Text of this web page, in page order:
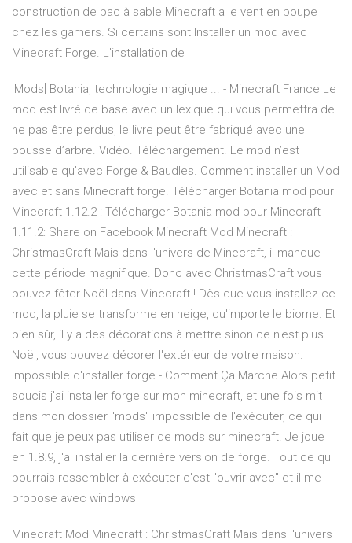
construction de bac à sable Minecraft a le vent en poupe
chez les gamers. Si certains sont Installer un mod avec
Minecraft Forge. L'installation de
[Mods] Botania, technologie magique ... - Minecraft France Le
mod est livré de base avec un lexique qui vous permettra de
ne pas être perdus, le livre peut être fabriqué avec une
pousse d’arbre. Vidéo. Téléchargement. Le mod n’est
utilisable qu’avec Forge & Baudles. Comment installer un Mod
avec et sans Minecraft forge. Télécharger Botania mod pour
Minecraft 1.12.2 : Télécharger Botania mod pour Minecraft
1.11.2: Share on Facebook Minecraft Mod Minecraft :
ChristmasCraft Mais dans l'univers de Minecraft, il manque
cette période magnifique. Donc avec ChristmasCraft vous
pouvez fêter Noël dans Minecraft ! Dès que vous installez ce
mod, la pluie se transforme en neige, qu'importe le biome. Et
bien sûr, il y a des décorations à mettre sinon ce n'est plus
Noël, vous pouvez décorer l'extérieur de votre maison.
Impossible d'installer forge - Comment Ça Marche Alors petit
soucis j'ai installer forge sur mon minecraft, et une fois mit
dans mon dossier ''mods'' impossible de l'exécuter, ce qui
fait que je peux pas utiliser de mods sur minecraft. Je joue
en 1.8.9, j'ai installer la dernière version de forge. Tout ce qui
pourrais ressembler à exécuter c'est "ouvrir avec" et il me
propose avec windows
Minecraft Mod Minecraft : ChristmasCraft Mais dans l'univers